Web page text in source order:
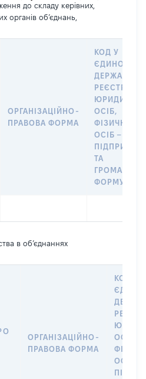
до складу керівних,
органів об’єднань,
ОРГАНІЗАЦІЙНО-
ПРАВОВА ФОРМА
КОД У
ЄДИНОМУ
РЕЄСТРІ
ОСІБ,
ФІЗИЧНИХ
ОСІБ –
ТА
в об’єднаннях
ОРГАНІЗАЦІЙНО-
ПРАВОВА ФОРМА
КОД У
ОСІБ,
ОСІБ –